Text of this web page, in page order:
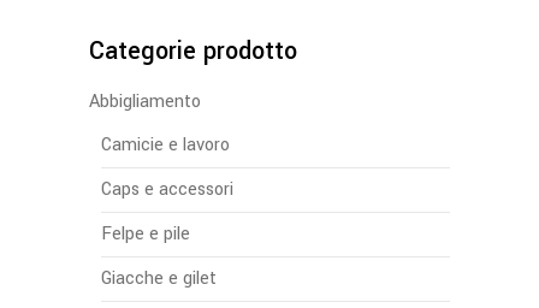
Categorie prodotto
Abbigliamento
Camicie e lavoro
Caps e accessori
Felpe e pile
Giacche e gilet